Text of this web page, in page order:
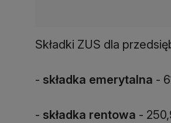
Składki ZUS dla
- składka emerytalna -
- składka rentowa -